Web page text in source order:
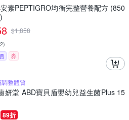
素PEPTIGRO均衡完整營養配方 (850
$1,858
)
券
整體質
妍堂 ABD寶貝盾嬰幼兒益生菌Plus 15
89折